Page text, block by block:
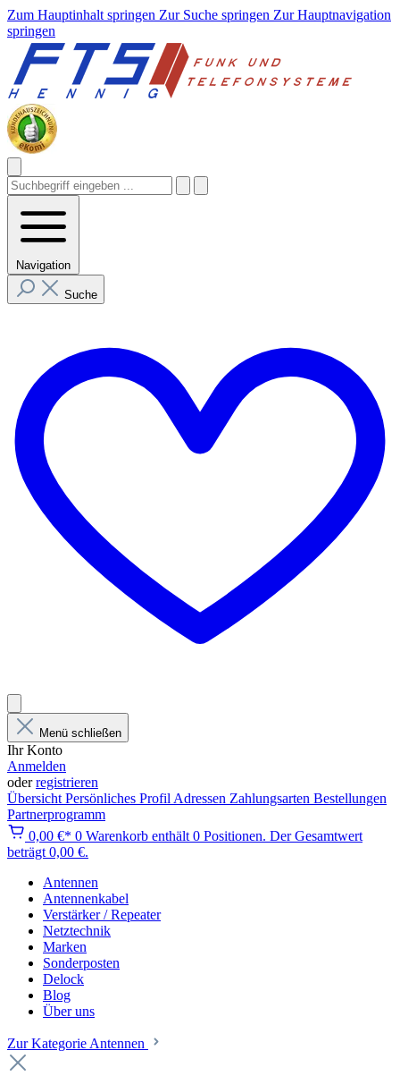
Zum Hauptinhalt springen Zur Suche springen Zur Hauptnavigation
springen
Navigation
Suche
Menü schließen
Ihr Konto
Anmelden
oderregistrieren
Übersicht Persönliches Profil Adressen Zahlungsarten Bestellungen
Partnerprogramm
0,00 €* 0 Warenkorb enthält 0 Positionen. Der Gesamtwert
beträgt 0,00 €.
Antennen
Antennenkabel
Verstärker / Repeater
Netztechnik
Marken
Sonderposten
Delock
Blog
Über uns
Zur Kategorie Antennen